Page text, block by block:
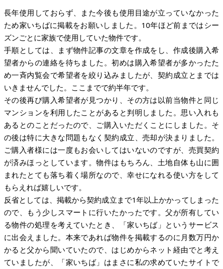
長年使用しておらず、また今後も使用目途が立っていなかった
ため家いちばに掲載をお願いしました。10年ほど前まではシー
ズンごとに家族で使用していた物件です。
手順としては、まず物件記事の文章を作成をし、作成後購入希
望者からの連絡を待ちました。初めは購入希望者が多かったた
め一斉内覧会で希望者を絞り込みましたが、契約成立とまでは
いきませんでした。ここまでで約半年です。
その後再び購入希望者が見つかり、その方は以前当物件と同じ
マンションを利用したことがあると判明しました。思い入れも
あるとのことだったので、ご購入いただくことにしました。そ
の後は特に大きな問題もなく契約成立、売却が決まりました。
ご購入者様には一度もお会いしてはいないのですが、売買契約
が済みほっとしています。物件はもちろん、土地自体も山に囲
まれたとても落ち着く場所なので、幸せになれる使い方をして
もらえれば嬉しいです。
反省としては、掲載から契約成立まで1年以上かかってしまった
ので、もう少しスマートに行いたかったです。父が所有してい
る物件の処理を考えていたとき、「家いちば」というサービス
に出会えました。本来であれば物件を掲載するのに月数万円か
かると父から聞いていたので、はじめからネット経由でと考え
ていましたが、「家いちば」はまさに私の求めていたサイトで